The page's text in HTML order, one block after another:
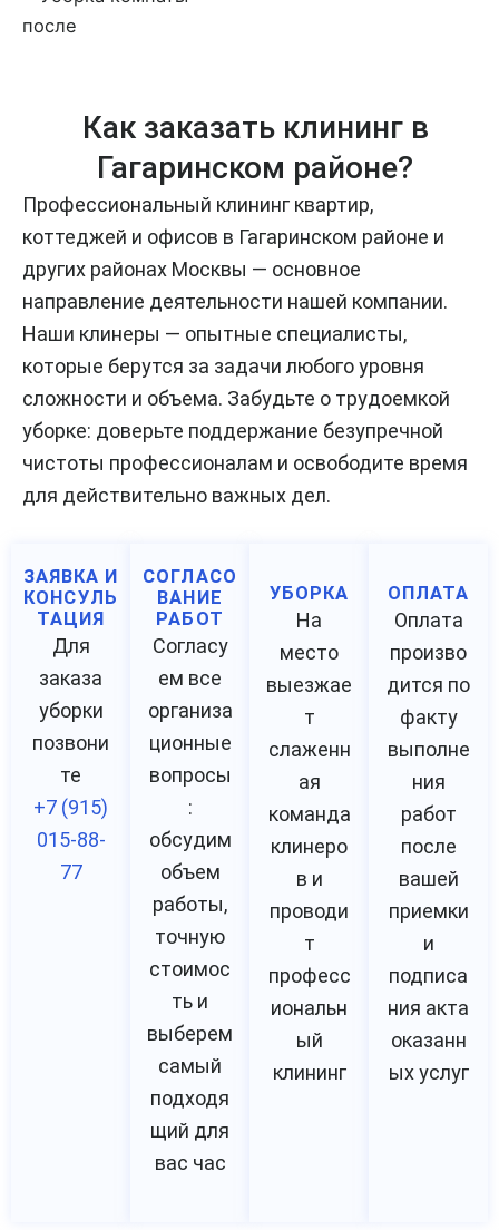
Как заказать клининг в
Гагаринском районе?
Профессиональный клининг квартир,
коттеджей и офисов в Гагаринском районе и
других районах Москвы — основное
направление деятельности нашей компании.
Наши клинеры — опытные специалисты,
которые берутся за задачи любого уровня
сложности и объема. Забудьте о трудоемкой
уборке: доверьте поддержание безупречной
чистоты профессионалам и освободите время
для действительно важных дел.
ЗАЯВКА И
КОНСУЛЬ
ТАЦИЯ
Для
заказа
уборки
позвони
те
+7 (915)
015-88-
77
СОГЛАСО
ВАНИЕ
РАБОТ
Согласу
ем все
организа
ционные
вопросы
:
обсудим
объем
работы,
точную
стоимос
ть и
выберем
самый
подходя
щий для
вас час
УБОРКА
На
место
выезжае
т
слаженн
ая
команда
клинеро
в и
проводи
т
професс
иональн
ый
клининг
ОПЛАТА
Оплата
произво
дится по
факту
выполне
ния
работ
после
вашей
приемки
и
подписа
ния акта
оказанн
ых услуг